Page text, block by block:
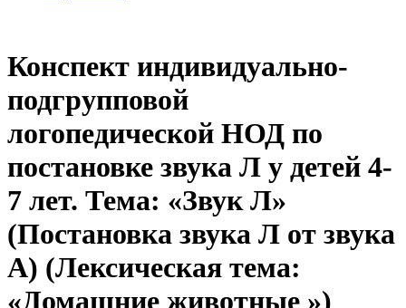
Конспект индивидуально-
подгрупповой
логопедической НОД по
постановке звука Л у детей 4-
7 лет. Тема: «Звук Л»
(Постановка звука Л от звука
А) (Лексическая тема:
«Домашние животные »)